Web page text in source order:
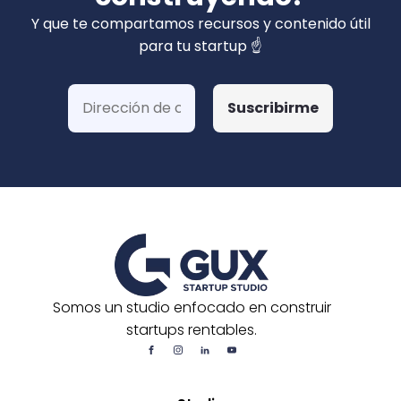
privados). Hemos ganado más de 15 fondos
de Corfo y 3 Startups Chile, además de otras
postulaciones o convocatorias.
Y que te compartamos recursos y contenido útil
para tu startup ☝️
Somos un studio enfocado en construir
startups rentables.